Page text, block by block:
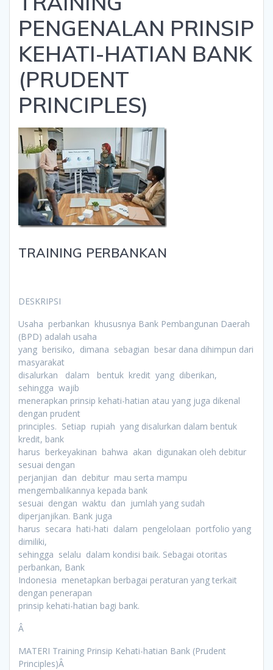
PENGENALAN PRINSIP
KEHATI-HATIAN BANK
(PRUDENT
PRINCIPLES)
TRAINING PERBANKAN
DESKRIPSI
Usaha perbankan khususnya Bank Pembangunan Daerah
(BPD) adalah usaha
yang berisiko, dimana sebagian besar dana dihimpun dari
masyarakat
disalurkan dalam bentuk kredit yang diberikan,
sehingga wajib
menerapkan prinsip kehati-hatian atau yang juga dikenal
dengan prudent
principles. Setiap rupiah yang disalurkan dalam bentuk
kredit, bank
harus berkeyakinan bahwa akan digunakan oleh debitur
sesuai dengan
perjanjian dan debitur mau serta mampu
mengembalikannya kepada bank
sesuai dengan waktu dan jumlah yang sudah
diperjanjikan. Bank juga
harus secara hati-hati dalam pengelolaan portfolio yang
dimiliki,
sehingga selalu dalam kondisi baik. Sebagai otoritas
perbankan, Bank
Indonesia menetapkan berbagai peraturan yang terkait
dengan penerapan
prinsip kehati-hatian bagi bank.
Â
MATERI Training Prinsip Kehati-hatian Bank (Prudent
Principles)Â